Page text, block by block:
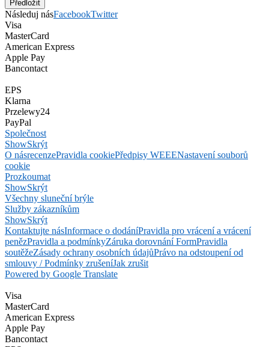
Následuj násFacebookTwitter
Visa
MasterCard
American Express
Apple Pay
Bancontact
EPS
Klarna
Przelewy24
PayPal
Společnost
ShowSkrýt
O násrecenzePravidla cookiePředpisy WEEENastavení souborů
cookie
Prozkoumat
ShowSkrýt
Všechny sluneční brýle
Služby zákazníkům
ShowSkrýt
Kontaktujte násInformace o dodáníPravidla pro vrácení a vrácení
penězPravidla a podmínkyZáruka dorovnání FormPravidla
soutěžeZásady ochrany osobních údajůPrávo na odstoupení od
smlouvy / Podmínky zrušeníJak zrušit
Powered by Google Translate
Visa
MasterCard
American Express
Apple Pay
Bancontact